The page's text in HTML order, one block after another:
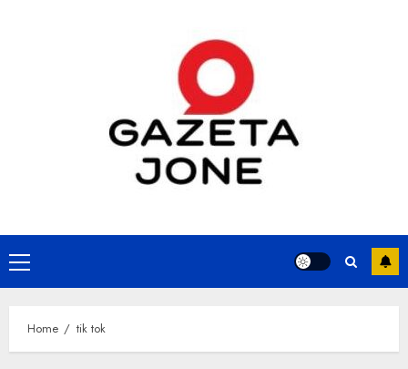
Primary
Menu
Home tik tok